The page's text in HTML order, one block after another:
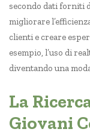
secondo dati forniti
migliorare
clienti e creare
esempio, l’uso di
diventando una
La
Giovani